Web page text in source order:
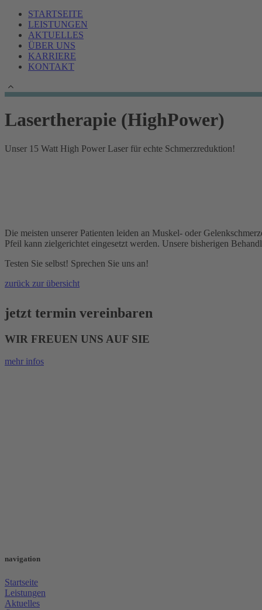
STARTSEITE
LEISTUNGEN
AKTUELLES
ÜBER UNS
KARRIERE
KONTAKT
Lasertherapie (HighPower)
Unser 15 Watt High Power Laser für echte Schmerzreduktion!
Die meisten unserer Patienten leiden an Muskel- oder
Pfeil kann zielgerichtet eingesetzt werden. Unsere bisherigen
Testen Sie selbst! Sprechen Sie uns an!
zurück zur übersicht
jetzt termin vereinbaren
WIR FREUEN UNS AUF SIE
mehr infos
navigation
Startseite
Leistungen
Aktuelles